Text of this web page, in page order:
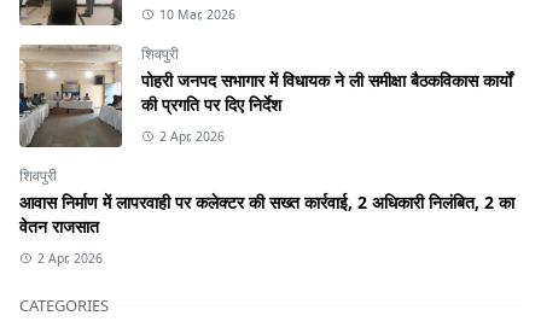
10 Mar, 2026
शिवपुरी
पोहरी जनपद सभागार में विधायक ने ली समीक्षा बैठकविकास कार्यों
की प्रगति पर दिए निर्देश
2 Apr, 2026
शिवपुरी
आवास निर्माण में लापरवाही पर कलेक्टर की सख्त कार्रवाई, 2 अधिकारी निलंबित, 2 का
वेतन राजसात
2 Apr, 2026
CATEGORIES